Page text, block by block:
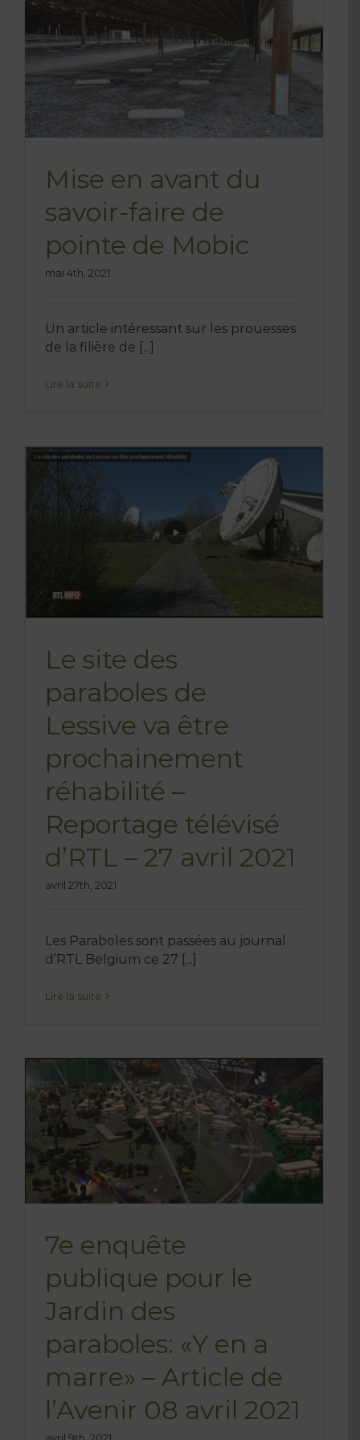
Mise en avant du
savoir-faire de
pointe de Mobic
mai 4th, 2021
Un article intéressant sur les prouesses
de la filière de [...]
Lire la suite
Le site des
paraboles de
Lessive va être
prochainement
réhabilité –
Reportage télévisé
d’RTL – 27 avril 2021
avril 27th, 2021
Les Paraboles sont passées au journal
d’RTL Belgium ce 27 [...]
Lire la suite
7e enquête
publique pour le
Jardin des
paraboles: «Y en a
marre» – Article de
l’Avenir 08 avril 2021